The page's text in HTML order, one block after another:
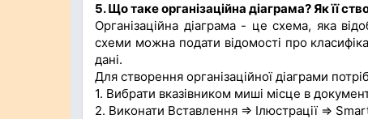
5. Що таке організаційна діаграма? Як її
Організаційна діаграма - це схема, яка
схеми можна подати відомості про
дані.
Для створення організаційної діаграми
1. Вибрати вказівником миші місце в
2. Виконати Вставлення => Ілюстрації =>